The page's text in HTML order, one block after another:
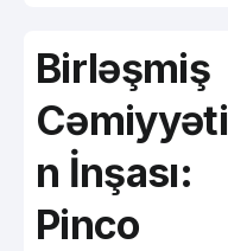
Birləşmiş
Cəmiyyəti
n İnşası:
Pinco